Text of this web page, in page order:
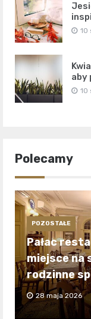
10
aby
10
Polecamy
POZOSTAŁE
Pałac
miejsce na
rodzinne
28 maja 2026